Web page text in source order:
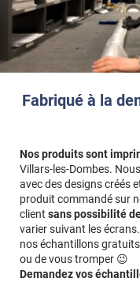
Fabriqué à la
Nos produits sont
Villars-les-Dombes.
avec des designs créés
produit commandé sur
client sans possibilité
varier suivant les
nos échantillons
ou de vous tromper 😉
Demandez vos